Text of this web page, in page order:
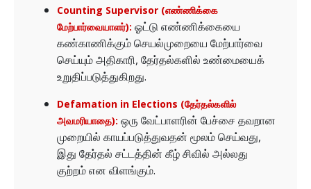
Counting Supervisor (எண்ணிக்கை
மேற்பார்வையாளர்): ஓட்டு எண்ணிக்கையை
கண்காணிக்கும் செயல்முறையை மேற்பார்வை
செய்யும் அதிகாரி, தேர்தல்களில் உண்மையைக்
உறுதிப்படுத்துகிறது.
Defamation in Elections (தேர்தல்களில்
அவமரியாதை): ஒரு வேட்பாளரின் பேச்சை தவறான
முறையில் காயப்படுத்துவதன் மூலம் செய்வது,
இது தேர்தல் சட்டத்தின் கீழ் சிவில் அல்லது
குற்றம் என விளங்கும்.